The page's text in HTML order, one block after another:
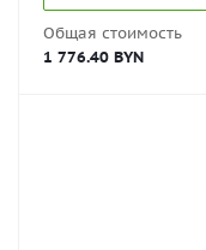
Общая стоимость
1 776.40 BYN